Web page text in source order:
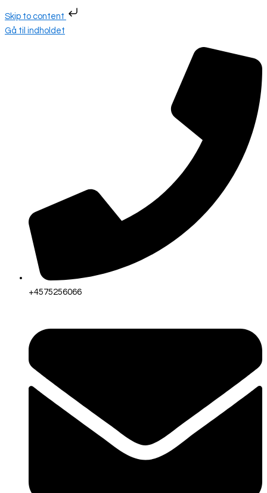
Skip to content
Gå til indholdet
+4575256066